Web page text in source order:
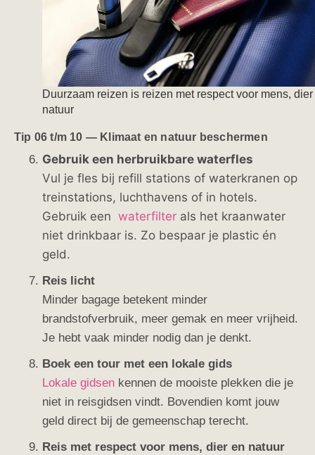
Duurzaam reizen is reizen met respect voor mens,
natuur
Tip 06 t/m 10 — Klimaat en natuur beschermen
Gebruik een herbruikbare waterfles
Vul je fles bij refill stations of waterkranen op
treinstations, luchthavens of in hotels.
Gebruik een waterfilter als het kraanwater
niet drinkbaar is. Zo bespaar je plastic én
geld.
Reis licht
Minder bagage betekent minder
brandstofverbruik, meer gemak en meer vrijheid.
Je hebt vaak minder nodig dan je denkt.
Boek een tour met een lokale gids
Lokale gidsen kennen de mooiste plekken die je
niet in reisgidsen vindt. Bovendien komt jouw
geld direct bij de gemeenschap terecht.
Reis met respect voor mens, dier en natuur